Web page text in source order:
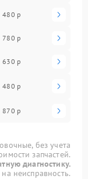
480 р
780 р
630 р
480 р
870 р
без учета
запчастей.
диагностику.
неисправность.